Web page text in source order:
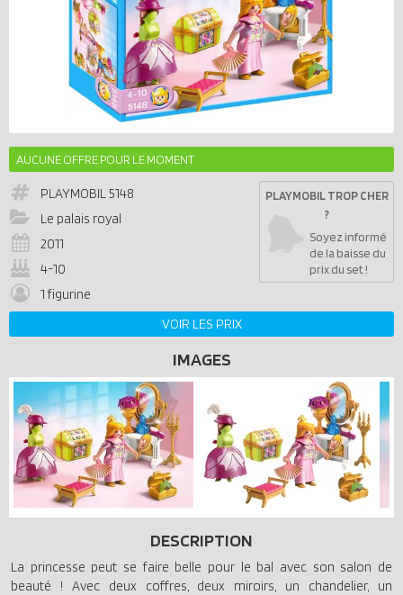
AUCUNE OFFRE POUR LE MOMENT
PLAYMOBIL5148
Le palais royal
2011
4-10
1 figurine
PLAYMOBIL TROP CHER
?
Soyez informé
de la baisse du
prix du set !
VOIR LES PRIX
IMAGES
DESCRIPTION
La princesse peut se faire belle pour le bal avec son salon de
beauté ! Avec deux coffres, deux miroirs, un chandelier, un